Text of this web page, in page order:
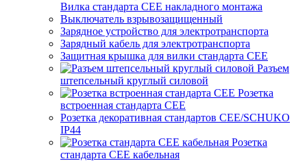
Вилка стандарта CEE накладного монтажа
Выключатель взрывозащищенный
Зарядное устройство для электротранспорта
Зарядный кабель для электротранспорта
Защитная крышка для вилки стандарта CEE
Разъем
штепсельный круглый силовой
Розетка
встроенная стандарта CEE
Розетка декоративная стандартов CEE/SCHUKO
IP44
Розетка
стандарта СЕЕ кабельная